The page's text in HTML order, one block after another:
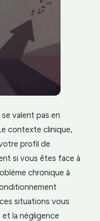
valent pas en
contexte clinique,
profil de
si vous êtes face à
chronique à
situations vous
et la négligence